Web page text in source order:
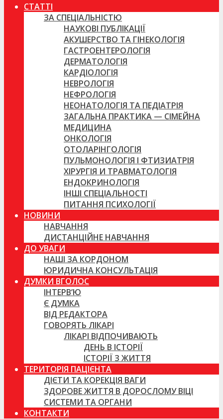
СТАТТІ
ЗА СПЕЦІАЛЬНІСТЮ
НАУКОВІ ПУБЛІКАЦІЇ
АКУШЕРСТВО ТА ГІНЕКОЛОГІЯ
ГАСТРОЕНТЕРОЛОГІЯ
ДЕРМАТОЛОГІЯ
КАРДІОЛОГІЯ
НЕВРОЛОГІЯ
НЕФРОЛОГІЯ
НЕОНАТОЛОГІЯ ТА ПЕДІАТРІЯ
ЗАГАЛЬНА ПРАКТИКА — СІМЕЙНА
МЕДИЦИНА
ОНКОЛОГІЯ
ОТОЛАРІНГОЛОГІЯ
ПУЛЬМОНОЛОГІЯ І ФТИЗИАТРІЯ
ХІРУРГІЯ И ТРАВМАТОЛОГІЯ
ЕНДОКРИНОЛОГІЯ
ІНШІ СПЕЦІАЛЬНОСТІ
ПИТАННЯ ПСИХОЛОГІЇ
НОВИНИ
НАВЧАННЯ
ДИСТАНЦІЙНЕ НАВЧАННЯ
ДО УВАГИ
НАШІ ЗА КОРДОНОМ
ЮРИДИЧНА КОНСУЛЬТАЦІЯ
ДУМКИ ВГОЛОС
ІНТЕРВ’Ю
Є ДУМКА
ВІД РЕДАКТОРА
ГОВОРЯТЬ ЛІКАРІ
ЛІКАРІ ВІДПОЧИВАЮТЬ
ДЕНЬ В ІСТОРІЇ
ІСТОРІЇ З ЖИТТЯ
ТЕРИТОРІЯ ПАЦІЄНТА
ДІЄТИ ТА КОРЕКЦІЯ ВАГИ
ЗДОРОВЕ ЖИТТЯ В ДОРОСЛОМУ ВІЦІ
СИСТЕМИ ТА ОРГАНИ
КОНТАКТИ